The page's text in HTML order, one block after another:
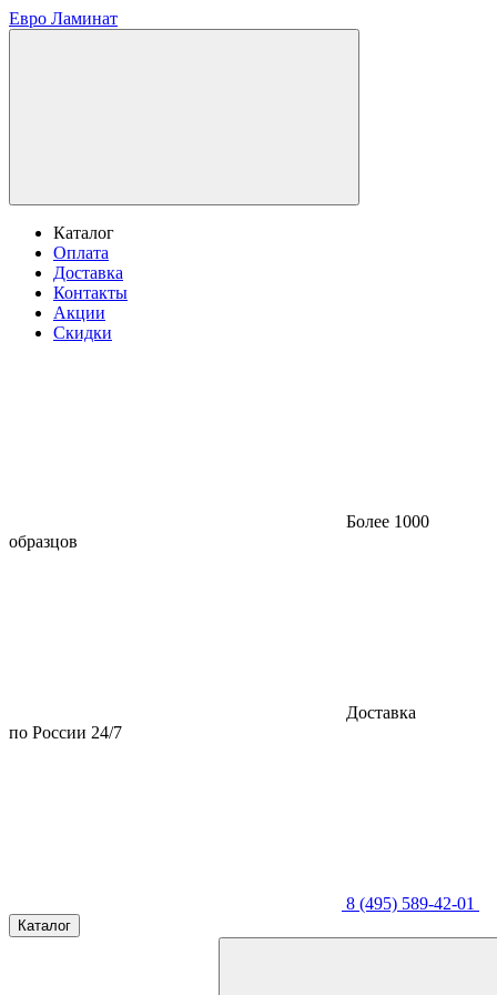
Евро Ламинат
Каталог
Оплата
Доставка
Контакты
Акции
Скидки
Более 1000
образцов
Доставка
по России 24/7
8 (495) 589-42-01
Каталог